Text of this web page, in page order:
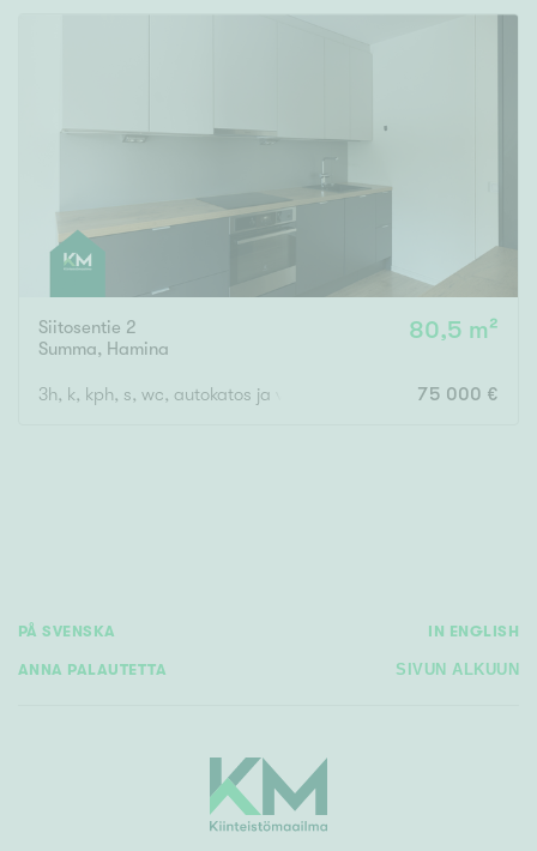
Uudiskohteet
Vain uudiskohteet Ei uudiskohteita
Arvokohteet
Vain arvokohteet Ei arvokohteita
Ominaisuudet
Siitosentie 2
Summa, Hamina
80,5 m²
3h, k, kph, s, wc, autokatos ja varasto 75 000 €
PÅ SVENSKA IN ENGLISH
ANNA PALAUTETTA SIVUN ALKUUN